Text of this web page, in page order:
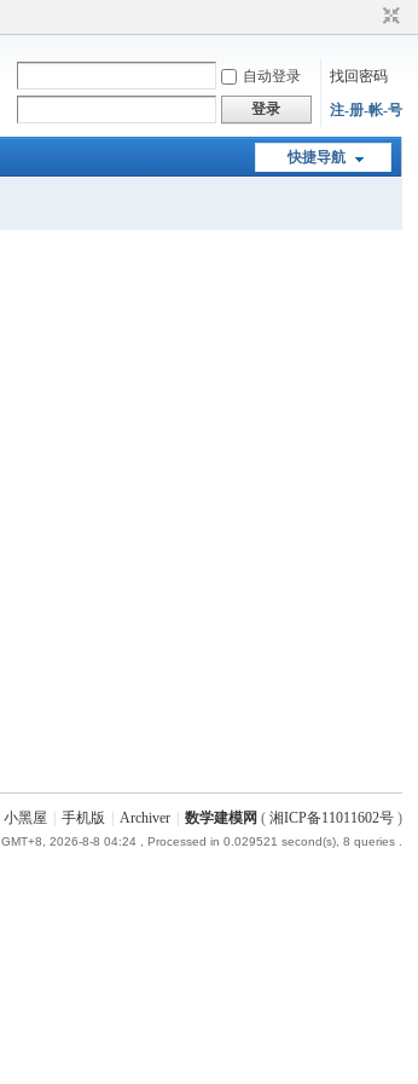
自动登录
找回密码
登录 注-册-帐-号
快捷导航
小黑屋 手机版 Archiver 数学建模网 ( 湘ICP备11011602号)
GMT+8, 2026-8-8 04:24, Processed in 0.029521 second(s), 8 queries .